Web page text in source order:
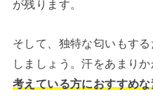
が残ります。
そして、独特な匂いもす
しましょう。汗をあまり
考えている方におすすめ